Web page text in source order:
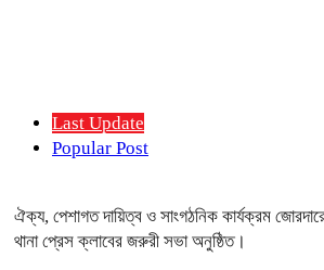
Last Update
Popular Post
ঐক্য, পেশাগত দায়িত্ব ও সাংগঠনিক কার্যক্রম
থানা প্রেস ক্লাবের জরুরী সভা অনুষ্ঠিত।